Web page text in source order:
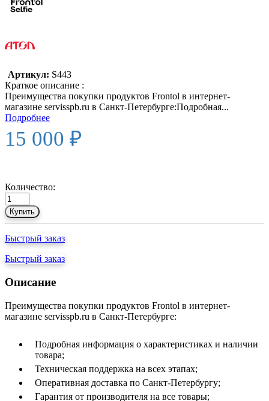
Артикул: S443
Краткое описание :
Преимущества покупки продуктов Frontol в интернет-
магазине servisspb.ru в Санкт-Петербурге:Подробная...
Подробнее
15 000 ₽
Количество:
Купить
Быстрый заказ
Быстрый заказ
Описание
Преимущества покупки продуктов Frontol в интернет-
магазине servisspb.ru в Санкт-Петербурге:
Подробная информация о характеристиках и наличии
товара;
Техническая поддержка на всех этапах;
Оперативная доставка по Санкт-Петербургу;
Гарантия от производителя на все товары;